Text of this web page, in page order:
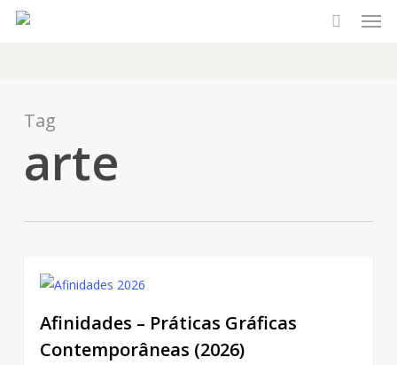
Skip
Tag
arte
Afinidades – Práticas Gráficas
Contemporâneas (2026)